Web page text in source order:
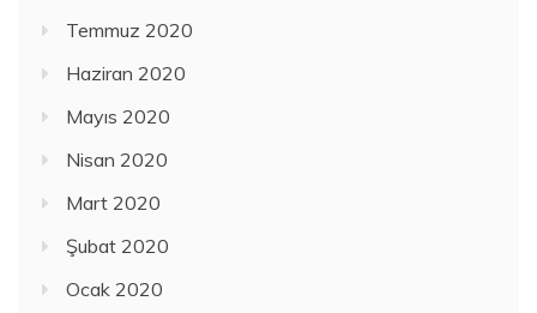
Temmuz 2020
Haziran 2020
Mayıs 2020
Nisan 2020
Mart 2020
Şubat 2020
Ocak 2020